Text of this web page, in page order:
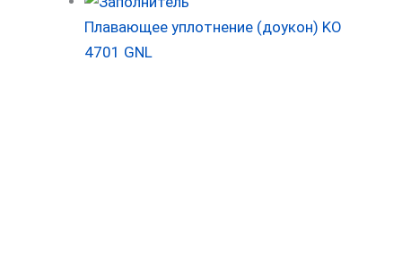
Плавающее уплотнение (доукон) KO
4701 GNL